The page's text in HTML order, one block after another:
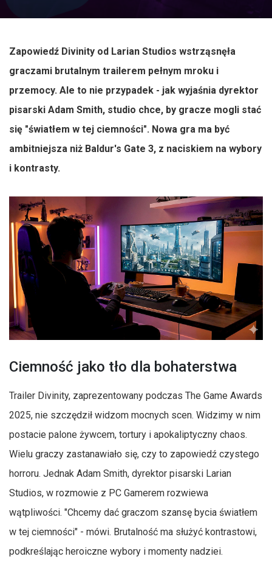
Zapowiedź Divinity od Larian Studios wstrząsnęła
graczami brutalnym trailerem pełnym mroku i
przemocy. Ale to nie przypadek - jak wyjaśnia dyrektor
pisarski Adam Smith, studio chce, by gracze mogli stać
się "światłem w tej ciemności". Nowa gra ma być
ambitniejsza niż Baldur's Gate 3, z naciskiem na wybory
i kontrasty.
Ciemność jako tło dla bohaterstwa
Trailer Divinity, zaprezentowany podczas The Game Awards
2025, nie szczędził widzom mocnych scen. Widzimy w nim
postacie palone żywcem, tortury i apokaliptyczny chaos.
Wielu graczy zastanawiało się, czy to zapowiedź czystego
horroru. Jednak Adam Smith, dyrektor pisarski Larian
Studios, w rozmowie z PC Gamerem rozwiewa
wątpliwości. "Chcemy dać graczom szansę bycia światłem
w tej ciemności" - mówi. Brutalność ma służyć kontrastowi,
podkreślając heroiczne wybory i momenty nadziei.